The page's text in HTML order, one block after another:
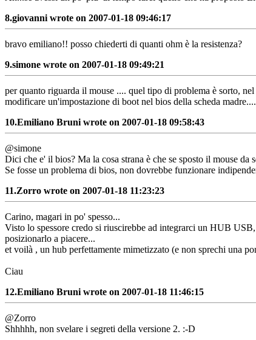
8.giovanni wrote on 2007-01-18 09:46:17
bravo emiliano!! posso chiederti di quanti ohm è la resistenza?
9.simone wrote on 2007-01-18 09:49:21
per quanto riguarda il mouse .... quel tipo di problema è sorto,
modificare un'impostazione di boot nel bios della scheda madre....
10.Emiliano Bruni wrote on 2007-01-18 09:58:43
@simone
Dici che e' il bios? Ma la cosa strana è che se sposto il mouse
Se fosse un problema di bios, non dovrebbe funzionare
11.Zorro wrote on 2007-01-18 11:23:23
Carino, magari in po' spesso...
Visto lo spessore credo si riuscirebbe ad integrarci un HUB
posizionarlo a piacere...
et voilà , un hub perfettamente mimetizzato (e non sprechi una
Ciau
12.Emiliano Bruni wrote on 2007-01-18 11:46:15
@Zorro
Shhhhh, non svelare i segreti della versione 2. :-D